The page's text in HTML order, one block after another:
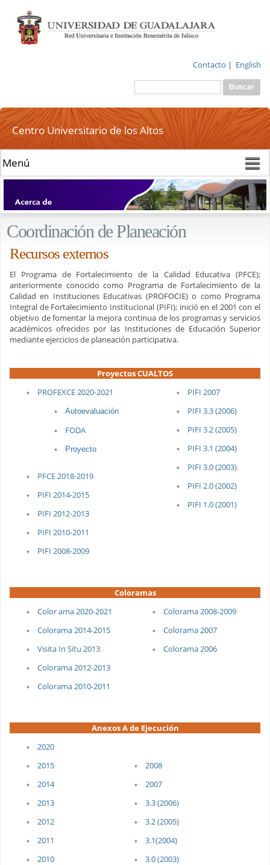
principal
Contacto | English
Formulario de
búsqueda
Buscar
Centro Universitario de los Altos
Coordinación de Planeación
Recursos externos
El Programa de Fortalecimiento de la Calidad Educativa (PFCE);
anteriormente conocido como Programa de Fortalecimiento de la
Calidad en Instituciones Educativas (PROFOCIE) o como Programa
Integral de Fortalecimiento Institucional (PIFI); inició en el 2001 con el
objetivo de fomentar la mejora continua de los programas y servicios
académicos ofrecidos por las Instituciones de Educación Superior
mediante ejercicios de planeación participativa.
Proyectos CUALTOS
PROFEXCE 2020-2021
Autoevaluación
FODA
Proyecto
PFCE 2018-2019
PIFI 2014-2015
PIFI 2012-2013
PIFI 2010-2011
PIFI 2008-2009
PIFI 2007
PIFI 3.3 (2006)
PIFI 3.2 (2005)
PIFI 3.1 (2004)
PIFI 3.0 (2003)
PIFI 2.0 (2002)
PIFI 1.0 (2001)
Coloramas
Color ama 2020-2021
Colorama 2014-2015
Visita In Situ 2013
Colorama 2012-2013
Colorama 2010-2011
Colorama 2008-2009
Colorama 2007
Colorama 2006
Anexos A de Ejecución
2020
2015
2014
2013
2012
2011
2010
2008
2007
3.3 (2006)
3.2 (2005)
3.1(2004)
3.0 (2003)